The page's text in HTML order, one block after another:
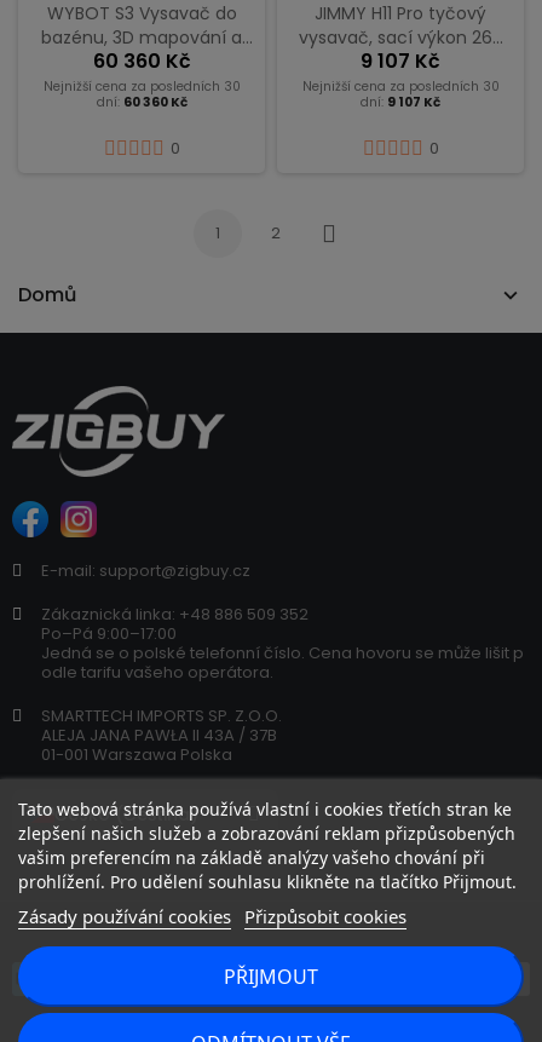
Domů
WYBOT S3 Vysavač do
bazénu, 3D mapování a
chytrá navigace, výdrž 180
minut, nádoba na
nečistoty 10 l
60 360 Kč
Nejnižší cena za posledních 30
dní: 60 360 Kč
0
JIMMY H11 Pro tyčový
vysavač​, sací výkon 260
AW, výdrž 90 min,
bezkartáčový motor, 4
režimy, LED displej –
tmavě šedá
9 107 Kč
Nejnižší cena za posledních 30
dní: 9 107 Kč
0
1 2 Další
Tato webová stránka používá vlastní i cookies třetích stran ke
zlepšení našich služeb a zobrazování reklam přizpůsobených
vašim preferencím na základě analýzy vašeho chování při
prohlížení. Pro udělení souhlasu klikněte na tlačítko Přijmout.
Zásady používání cookies Přizpůsobit cookies
PŘIJMOUT
E-mail: support@zigbuy.cz
Zákaznická linka: +48 886 509 352
Po–Pá 9:00–17:00
Jedná se o polské telefonní číslo. Cena hovoru se může lišit p
odle tarifu vašeho operátora.
SMARTTECH IMPORTS SP. Z.O.O.
ALEJA JANA PAWŁA II 43A / 37B
01-001 Warszawa Polska
Copyright 2026 © zigbuy.cz. Všechna práva vyhrazena.